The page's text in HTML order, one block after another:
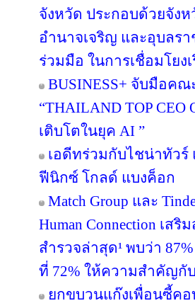
จังหวัด ประกอบด้วยจัง
อำนาจเจริญ และอุบลร
ร่วมมือ ในการเชื่อมโยง
BUSINESS+ จับมือค
“THAILAND TOP CEO
เติบโตในยุค AI ”
เอดีทร่วมกับไชน่าทัวร์
ฟีนิกซ์ โกลด์ แบงค็อก
Match Group และ
Human Connection เส
สำรวจล่าสุด¹ พบว่า
ที่ 72% ให้ความสำคัญ
ยกขบวนแก๊งเพื่อนซี้คอ